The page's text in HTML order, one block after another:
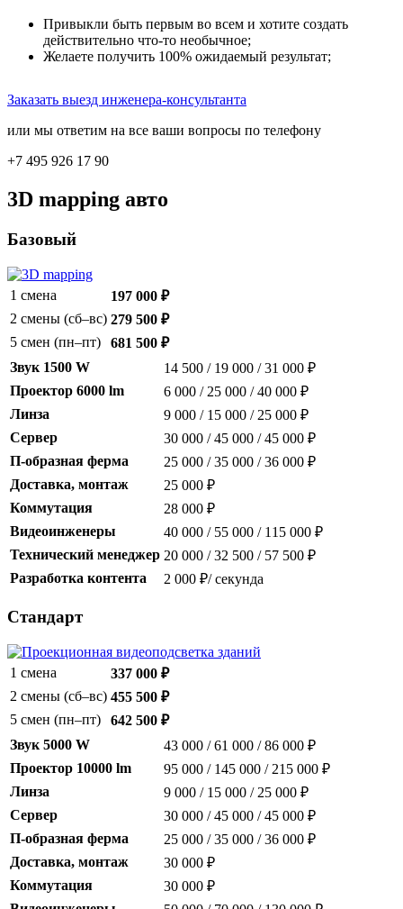
Привыкли быть первым во всем и хотите создать
действительно что-то необычное;
Желаете получить 100% ожидаемый результат;
Заказать выезд инженера-консультанта
или мы ответим на все ваши вопросы по телефону
+7 495 926 17 90
3D mapping авто
Базовый
1 смена
197 000 ₽
2 смены (сб–вс) 279 500 ₽
5 смен (пн–пт)
681 500 ₽
Звук 1500 W
14 500 / 19 000 / 31 000 ₽
Проектор 6000 lm
6 000 / 25 000 / 40 000 ₽
Линза
9 000 / 15 000 / 25 000 ₽
Сервер
30 000 / 45 000 / 45 000 ₽
П-образная ферма
25 000 / 35 000 / 36 000 ₽
Доставка, монтаж
25 000 ₽
Коммутация
28 000 ₽
Видеоинженеры
40 000 / 55 000 / 115 000 ₽
Технический менеджер 20 000 / 32 500 / 57 500 ₽
Разработка контента
2 000 ₽/ секунда
Стандарт
1 смена
337 000 ₽
2 смены (сб–вс) 455 500 ₽
5 смен (пн–пт)
642 500 ₽
Звук 5000 W
43 000 / 61 000 / 86 000 ₽
Проектор 10000 lm
95 000 / 145 000 / 215 000 ₽
Линза
9 000 / 15 000 / 25 000 ₽
Сервер
30 000 / 45 000 / 45 000 ₽
П-образная ферма
25 000 / 35 000 / 36 000 ₽
Доставка, монтаж
30 000 ₽
Коммутация
30 000 ₽